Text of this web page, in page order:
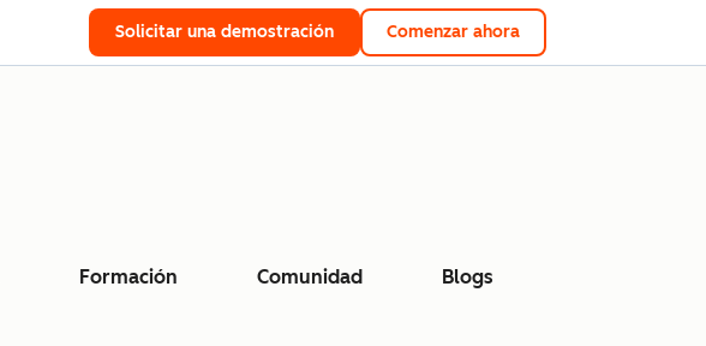
Solicitar una demostración Comenzar ahora
Formación Comunidad Blogs